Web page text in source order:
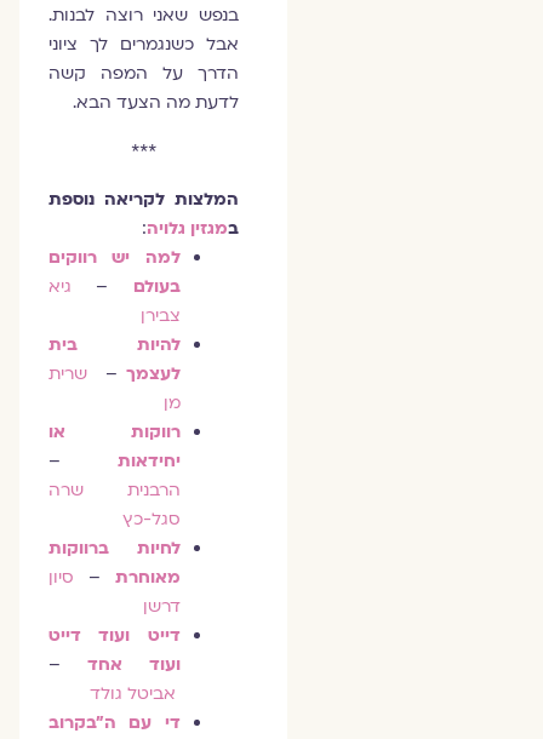
בנפש שאני רוצה לבנות.
אבל כשנגמרים לך ציוני
הדרך על המפה קשה
לדעת מה הצעד הבא.
***
המלצות לקריאה נוספת
מגזין גלויה:
למה יש רווקים
בעולם–
גיא
צבירן
להיות בית
לעצמך–
שרית
מן
רווקות או
יחידאות–
הרבנית שרה
סגל-כץ
לחיות ברווקות
מאוחרת–
סיון
דרשן
דייט ועוד דייט
ועוד אחד–
אביטל גולד
די עם ה"בקרוב